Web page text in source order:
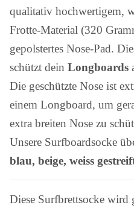
qualitativ hochwertigem,
Frotte-Material (320
gepolstertes Nose-Pad.
schützt dein Longboards
Die geschützte Nose ist
einem Longboard, um
extra breiten Nose zu
Unsere Surfboardsocke
blau, beige, weiss
Diese Surfbrettsocke wird